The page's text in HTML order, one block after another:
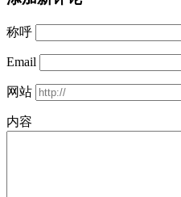
称呼
Email
网站
内容